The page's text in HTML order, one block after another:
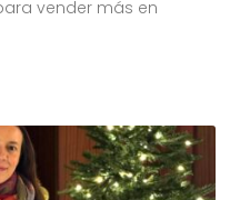
vender más en